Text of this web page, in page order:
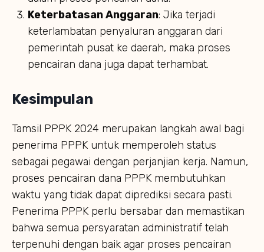
Keterbatasan Anggaran: Jika terjadi
keterlambatan penyaluran anggaran dari
pemerintah pusat ke daerah, maka proses
pencairan dana juga dapat terhambat.
Kesimpulan
Tamsil PPPK 2024 merupakan langkah awal bagi
penerima PPPK untuk memperoleh status
sebagai pegawai dengan perjanjian kerja. Namun,
proses pencairan dana PPPK membutuhkan
waktu yang tidak dapat diprediksi secara pasti.
Penerima PPPK perlu bersabar dan memastikan
bahwa semua persyaratan administratif telah
terpenuhi dengan baik agar proses pencairan